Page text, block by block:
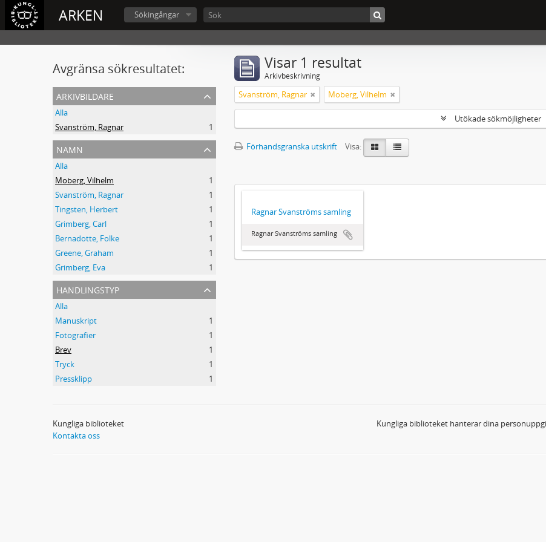
ARKEN Sökingångar
Avgränsa sökresultatet:
arkivbildare
Alla
Svanström, Ragnar
1
namn
Alla
Moberg, Vilhelm
1
Svanström, Ragnar
1
Tingsten, Herbert
1
Grimberg, Carl
1
Bernadotte, Folke
1
Greene, Graham
1
Grimberg, Eva
1
handlingstyp
Alla
Manuskript
1
Fotografier
1
Brev
1
Tryck
1
Pressklipp
1
Visar 1 resultat
Arkivbeskrivning
Svanström, Ragnar Moberg, Vilhelm
Utökade sökmöjligheter
Förhandsgranska utskrift
Visa:
Ragnar Svanströms samling
Ragnar Svanströms samling
Kungliga biblioteket
Kontakta oss
Kungliga biblioteket hanterar dina